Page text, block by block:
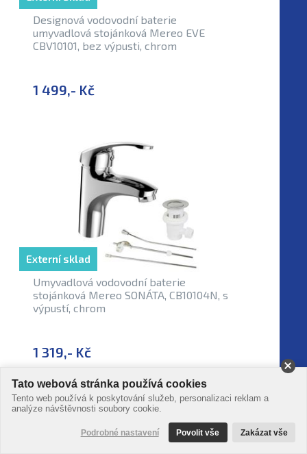
Designová vodovodní baterie
umyvadlová stojánková Mereo EVE
CBV10101, bez výpusti, chrom
1 499,- Kč
Umyvadlová vodovodní baterie
stojánková Mereo SONÁTA, CB10104N, s
výpustí, chrom
1 319,- Kč
Externí sklad
Tato webová stránka používá cookies
Tento web používá k poskytování služeb, personalizaci reklam a
analýze návštěvnosti soubory cookie.
Podrobné nastavení Povolit vše Zakázat vše